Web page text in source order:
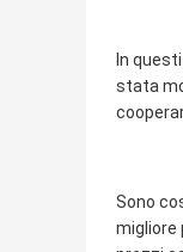
In
stata
Sono
migliore